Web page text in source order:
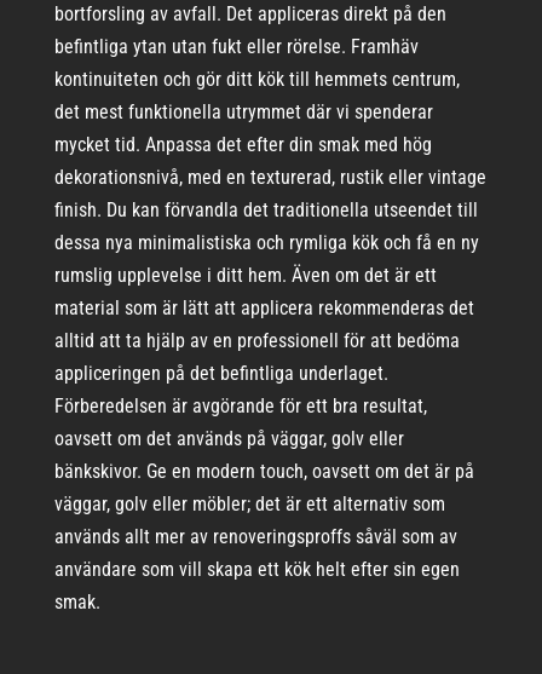
bortforsling av avfall. Det appliceras direkt på den
befintliga ytan utan fukt eller rörelse. Framhäv
kontinuiteten och gör ditt kök till hemmets centrum,
det mest funktionella utrymmet där vi spenderar
mycket tid. Anpassa det efter din smak med hög
dekorationsnivå, med en texturerad, rustik eller vintage
finish. Du kan förvandla det traditionella utseendet till
dessa nya minimalistiska och rymliga kök och få en ny
rumslig upplevelse i ditt hem. Även om det är ett
material som är lätt att applicera rekommenderas det
alltid att ta hjälp av en professionell för att bedöma
appliceringen på det befintliga underlaget.
Förberedelsen är avgörande för ett bra resultat,
oavsett om det används på väggar, golv eller
bänkskivor. Ge en modern touch, oavsett om det är på
väggar, golv eller möbler; det är ett alternativ som
används allt mer av renoveringsproffs såväl som av
användare som vill skapa ett kök helt efter sin egen
smak.